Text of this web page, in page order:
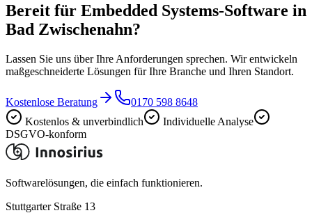
Bereit für Embedded Systems-Software in
Bad Zwischenahn?
Lassen Sie uns über Ihre Anforderungen sprechen. Wir entwickeln
maßgeschneiderte Lösungen für Ihre Branche und Ihren Standort.
Kostenlose Beratung
0170 598 8648
Kostenlos & unverbindlich
Individuelle Analyse
DSGVO-konform
Softwarelösungen, die einfach funktionieren.
Stuttgarter Straße 13